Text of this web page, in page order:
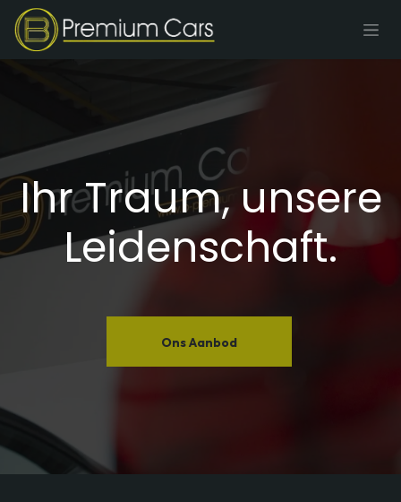
Zum Inhalt springen
Ihr Traum, unsere
Leidenschaft. ​
Ons Aanbod​​